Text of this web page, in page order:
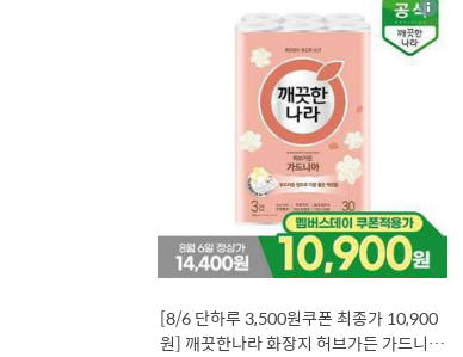
[8/6 단하루 3,500원쿠폰 최종가 10,900
원] 깨끗한나라 화장지 허브가든 가드니아
상
세